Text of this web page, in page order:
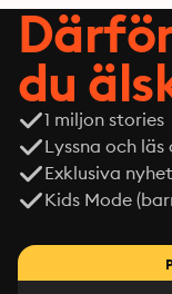
du
1 miljon stories
Lyssna och läs
Exklusiva
Kids Mode